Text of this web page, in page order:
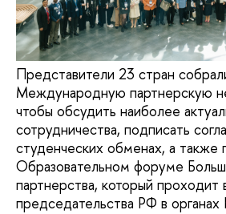
Представители 23 стран
Международную
чтобы обсудить наиболее
сотрудничества, подписать
студенческих обменах, а также
Образовательном форуме
партнерства, который проходит
председательства РФ в